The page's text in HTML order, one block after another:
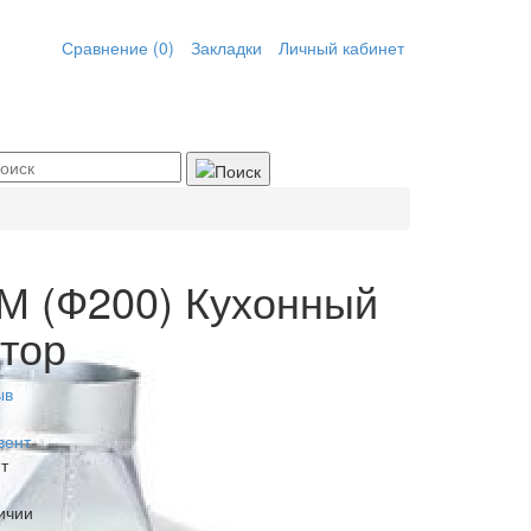
Сравнение (0) Закладки Личный кабинет
(Ф200) Кухонный